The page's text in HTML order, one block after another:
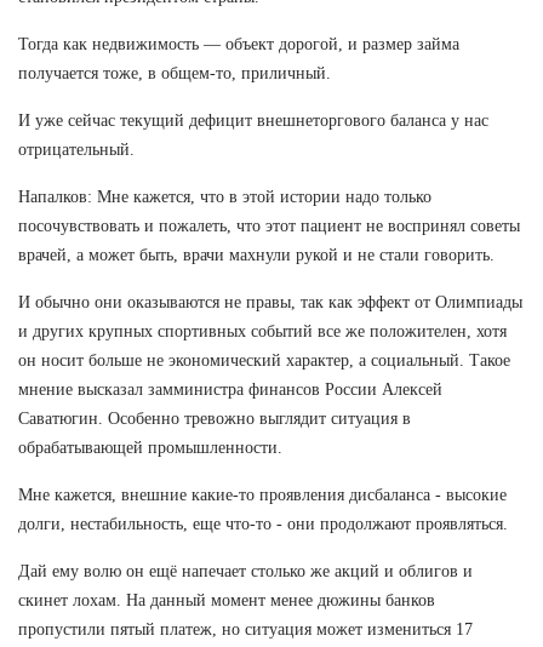
Тогда как недвижимость — объект дорогой, и размер займа
получается тоже, в общем-то, приличный.
И уже сейчас текущий дефицит внешнеторгового баланса у нас
отрицательный.
Напалков: Мне кажется, что в этой истории надо только
посочувствовать и пожалеть, что этот пациент не воспринял советы
врачей, а может быть, врачи махнули рукой и не стали говорить.
И обычно они оказываются не правы, так как эффект от Олимпиады
и других крупных спортивных событий все же положителен, хотя
он носит больше не экономический характер, а социальный. Такое
мнение высказал замминистра финансов России Алексей
Саватюгин. Особенно тревожно выглядит ситуация в
обрабатывающей промышленности.
Мне кажется, внешние какие-то проявления дисбаланса - высокие
долги, нестабильность, еще что-то - они продолжают проявляться.
Дай ему волю он ещё напечает столько же акций и облигов и
скинет лохам. На данный момент менее дюжины банков
пропустили пятый платеж, но ситуация может измениться 17